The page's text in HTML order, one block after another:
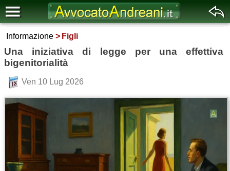
Informazione Figli
Una iniziativa di legge per una effettiva
bigenitorialità
Ven 10 Lug 2026